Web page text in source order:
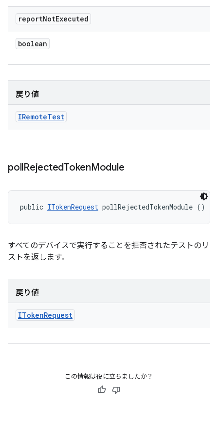
reportNotExecuted
boolean
戻り値
IRemoteTest
pollRejectedTokenModule
public ITokenRequest pollRejectedTokenModule ()
すべてのデバイスで実行することを拒否されたテストのリ
ストを返します。
戻り値
ITokenRequest
この情報は役に立ちましたか？